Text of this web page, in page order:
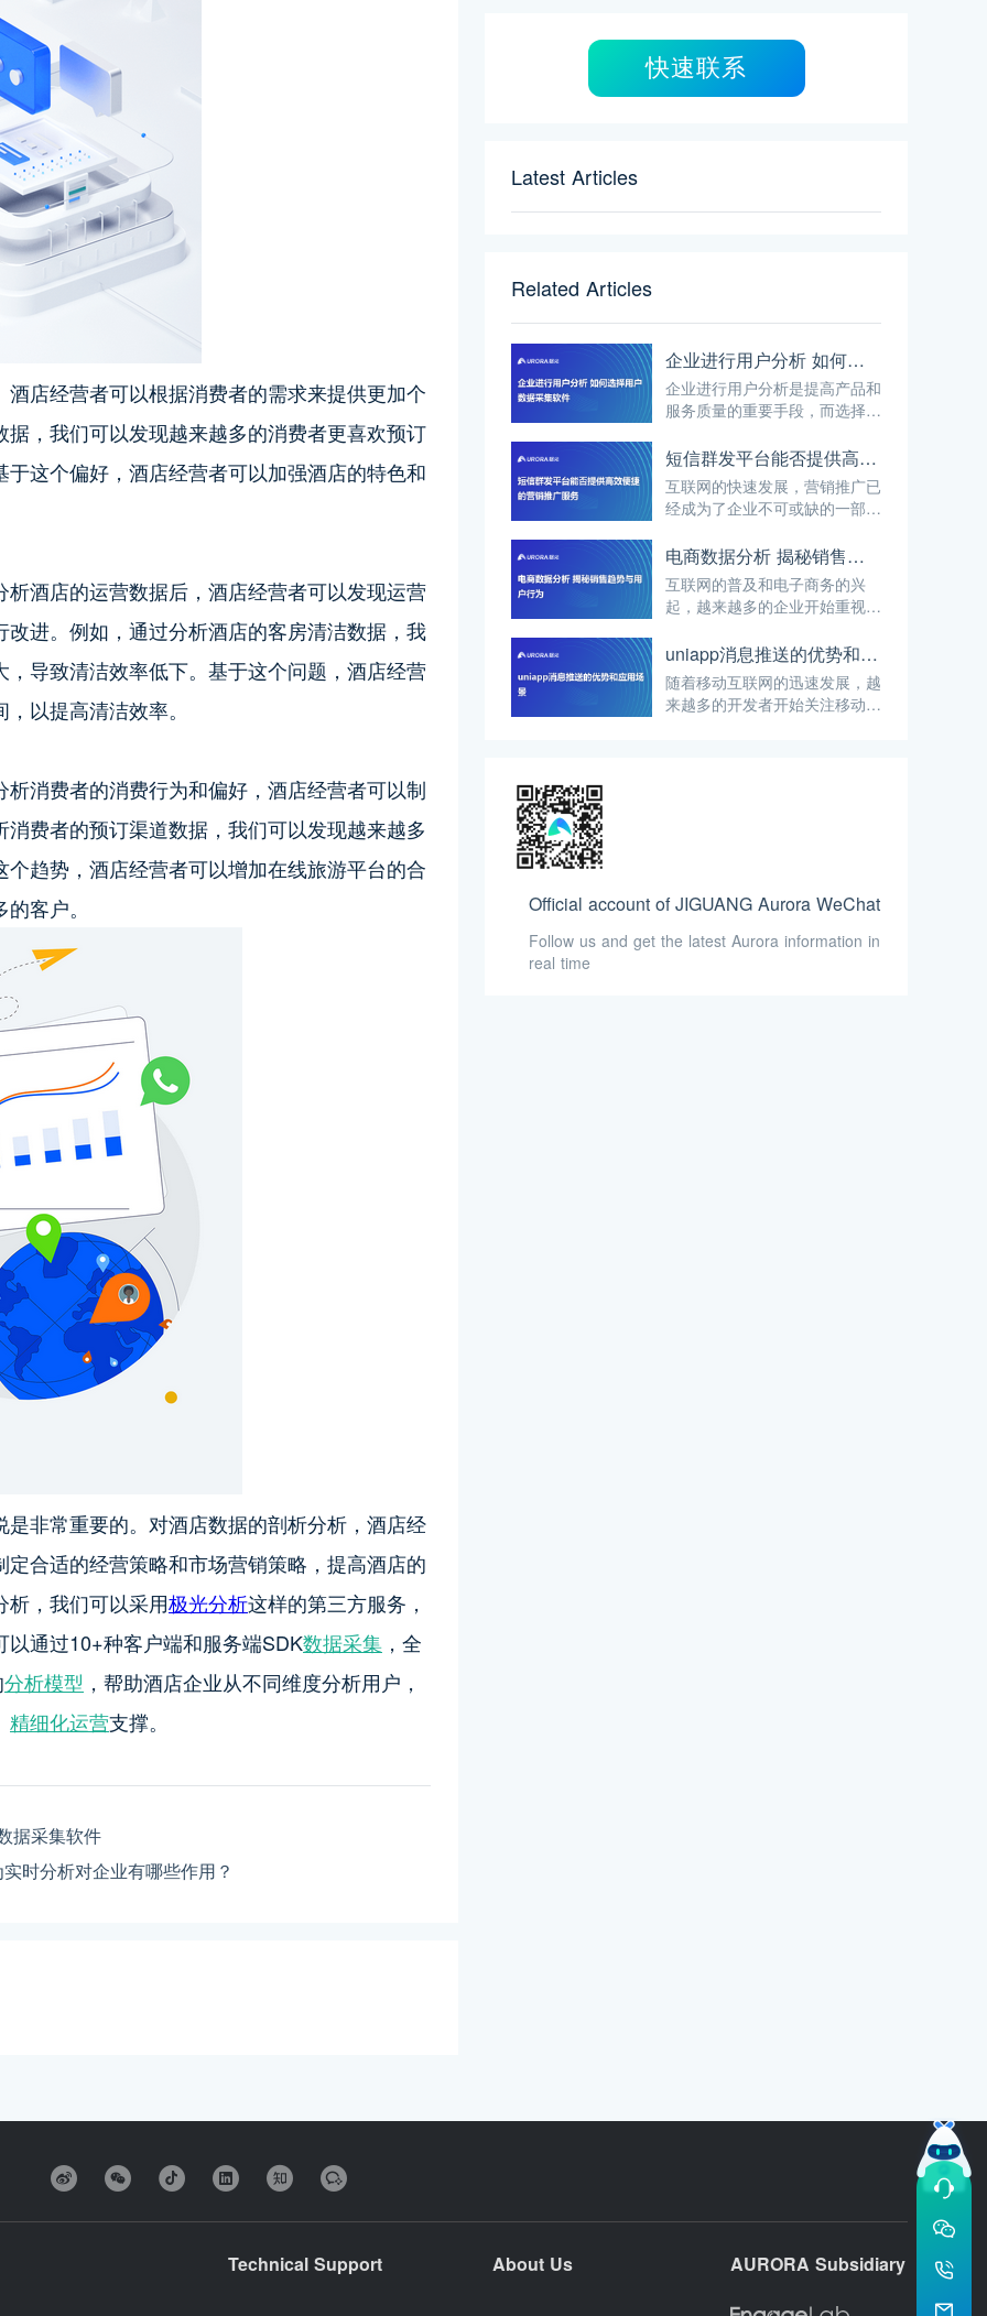
店经营者可以根据消费者的需求来提供更加个
，我们可以发现越来越多的消费者更喜欢预订
这个偏好，酒店经营者可以加强酒店的特色和
酒店的运营数据后，酒店经营者可以发现运营
进。例如，通过分析酒店的客房清洁数据，我
导致清洁效率低下。基于这个问题，酒店经营
以提高清洁效率。
消费者的消费行为和偏好，酒店经营者可以制
费者的预订渠道数据，我们可以发现越来越多
趋势，酒店经营者可以增加在线旅游平台的合
客户。
非常重要的。对酒店数据的剖析分析，酒店经
合适的经营策略和市场营销策略，提高酒店的
析，我们可以采用极光分析这样的第三方服务，
以通过10+种客户端和服务端SDK数据采集 ，全
分析模型 ，帮助酒店企业从不同维度分析用户，
精细化运营支撑。
据采集软件
时分析对企业有哪些作用？
快速联系
Latest Articles
Related Articles
企业进行用户分析 如何选择用户数据采集软件
企业进行用户分析是提高产品和
服务质量的重要手段，而选择合
用户分析的关键。本文将介绍如
何选择用户数据采集软件。
短信群发平台能否提供高效便捷的营销推广服务
互联网的快速发展，营销推广已
经成为了企业不可或缺的一部
统的推广方式，在互联网时代依
然具有其独特的优势。那么，短
信群发平台能否提供高效便捷的
营销推广服务呢？本文将从多个
电商数据分析 揭秘销售趋势与用户行为
互联网的普及和电子商务的兴
起，越来越多的企业开始重视电
数据进行挖掘和分析，企业可以
揭秘销售趋势和用户行为，从而
制定更科学的营销策略和提升销
售业绩。
uniapp消息推送的优势和应用场景
随着移动互联网的迅速发展，越
来越多的开发者开始关注移动应
Official account of JIGUANG Aurora WeChat
Follow us and get the latest Aurora information in
real time
Technical Support About Us AURORA Subsidiary